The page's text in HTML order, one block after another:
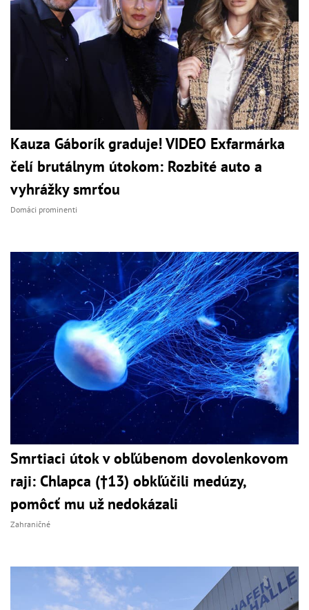
Kauza Gáborík graduje! VIDEO Exfarmárka
čelí brutálnym útokom: Rozbité auto a
vyhrážky smrťou
Domáci prominenti
Smrtiaci útok v obľúbenom dovolenkovom
raji: Chlapca (†13) obkľúčili medúzy,
pomôcť mu už nedokázali
Zahraničné